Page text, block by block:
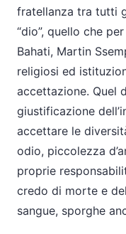
fratellanza tra tutti
“dio”, quello che
Bahati, Martin
religiosi ed
accettazione. Quel
giustificazione
accettare le
odio, piccolezza
proprie
credo di morte e
sangue, sporghe